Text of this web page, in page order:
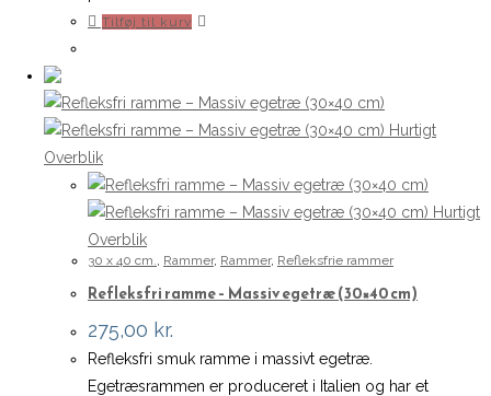
Tilføj til kurv
Hurtigt
Overblik
Hurtigt
Overblik
30 x 40 cm., Rammer, Rammer, Refleksfrie rammer
Refleksfri ramme – Massiv egetræ (30×40 cm)
275,00 kr.
Refleksfri smuk ramme i massivt egetræ.
Egetræsrammen er produceret i Italien og har et